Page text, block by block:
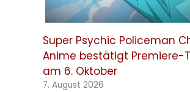
Super Psychic Policeman
Anime bestätigt Premiere-
am 6. Oktober
7. August 2026